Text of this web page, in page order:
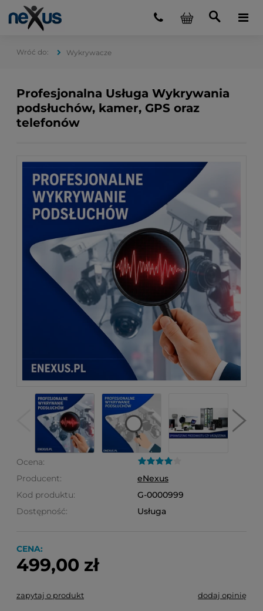
Wykrywacze
Profesjonalna Usługa Wykrywania
podsłuchów, kamer, GPS oraz
telefonów
Ocena:
Producent:
eNexus
Kod produktu:
G-0000999
Dostępność:
Usługa
CENA:
499,00 zł
zapytaj o produkt dodaj opinię